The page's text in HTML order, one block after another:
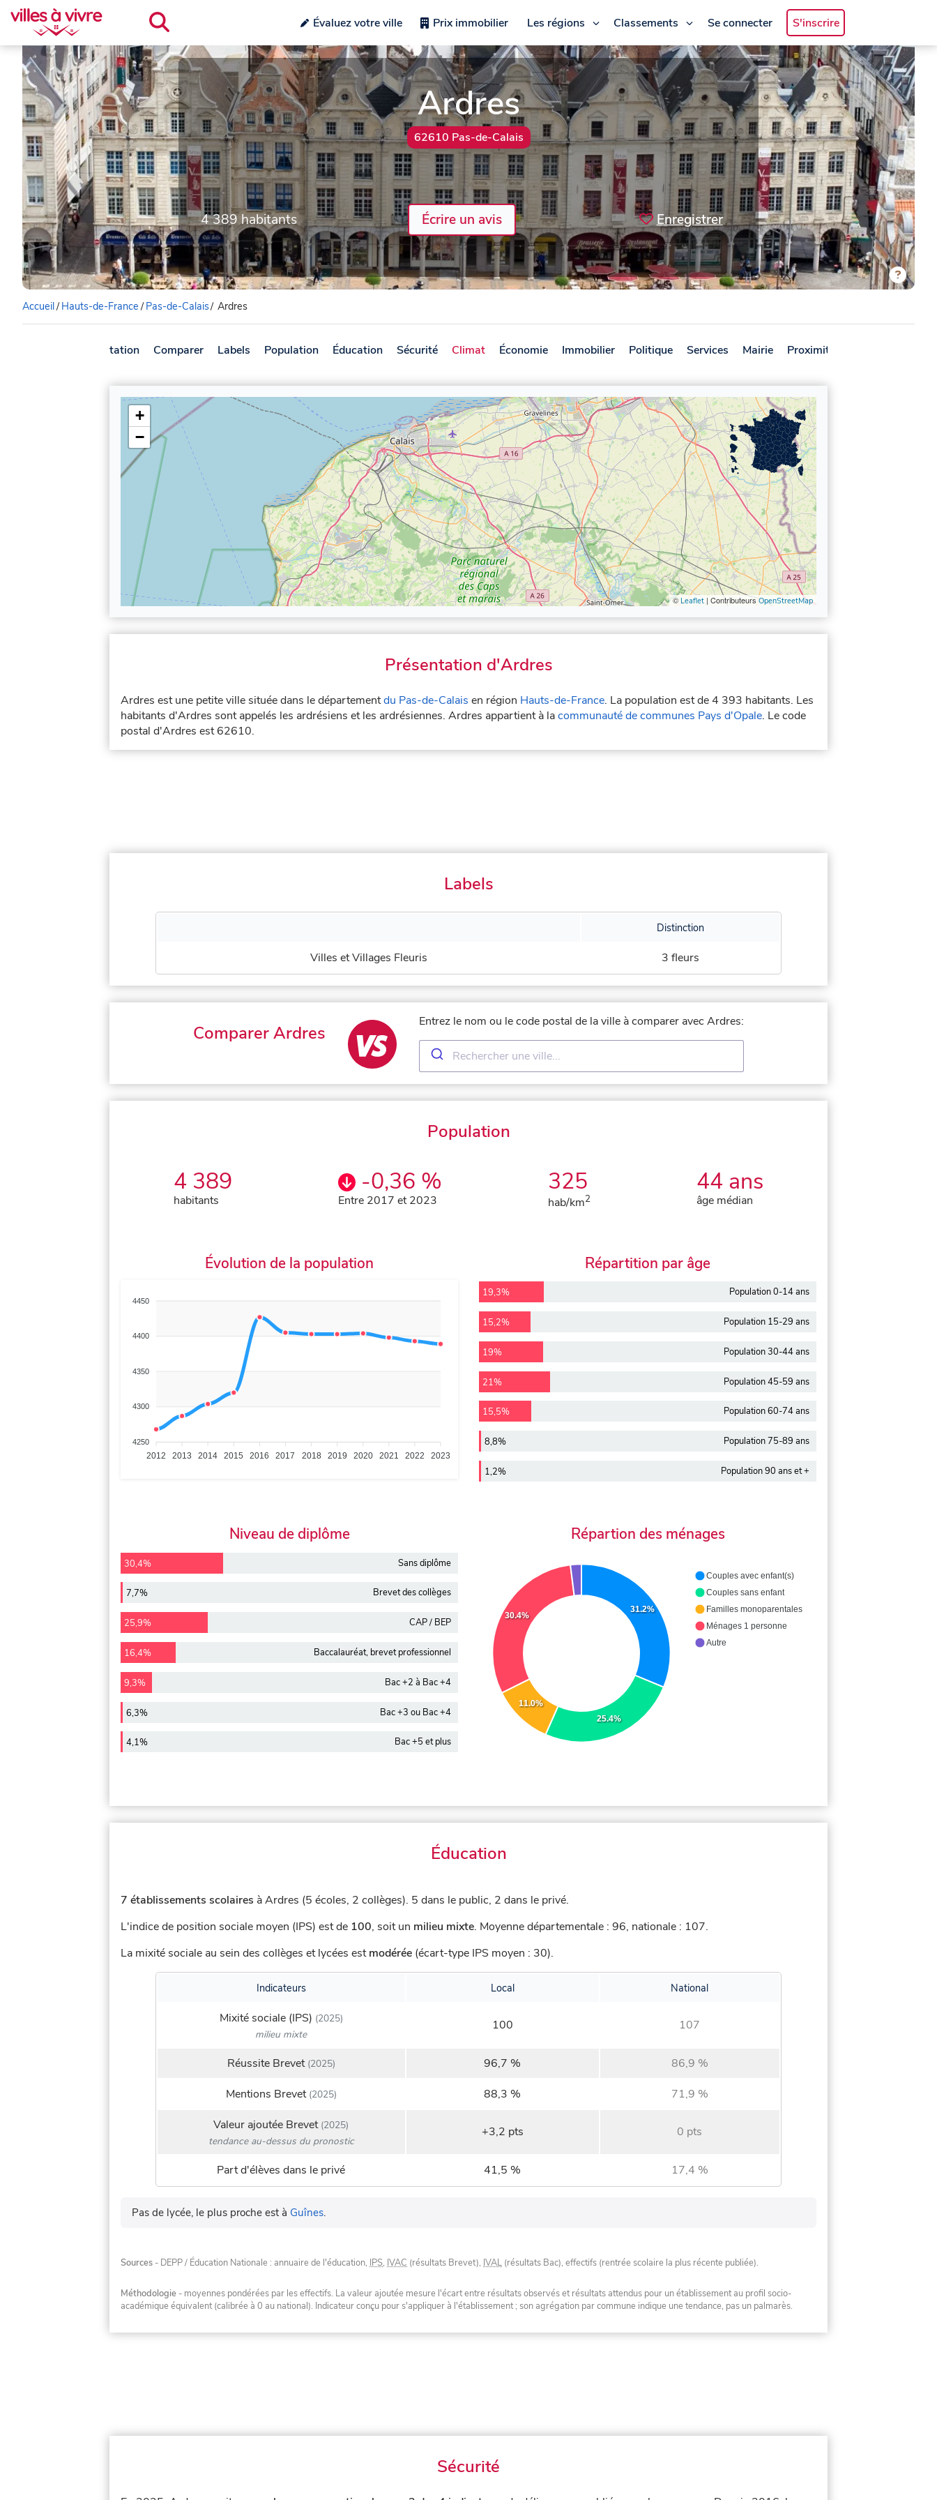
Évaluez votre ville Prix immobilier Les régions Classements Se connecter S'inscrire
Ardres
62610 Pas-de-Calais
4 389 habitants Écrire un avis Enregistrer
Accueil/ Hauts-de-France/ Pas-de-Calais/ Ardres
Présentation Comparer Labels Population Éducation Sécurité Climat Économie Immobilier Politique Services Mairie Proximité
+
−
© Leaflet | Contributeurs OpenStreetMap
Présentation d'Ardres
Ardres est une petite ville située dans le départementdu Pas-de-Calais en région Hauts-de-France. La population est de 4 393 habitants. Les
habitants d'Ardres sont appelés les ardrésiens et les ardrésiennes. Ardres appartient à lacommunauté de communes Pays d'Opale. Le code
postal d'Ardres est 62610.
Labels
Distinction
Villes et Villages Fleuris 3 fleurs
Comparer Ardres
Entrez le nom ou le code postal de la ville à comparer avec Ardres:
Population
4 389
habitants
-0,36 %
Entre 2017 et 2023
325
hab/km2
44 ans
âge médian
Évolution de la population
4450
4400
4350
4300
4250
2012 2013 2014 2015 2016 2017 2018 2019 2020 2021 2022 2023
Répartition par âge
19,3% Population 0-14 ans
15,2% Population 15-29 ans
19% Population 30-44 ans
21% Population 45-59 ans
15,5% Population 60-74 ans
8,8% Population 75-89 ans
1,2% Population 90 ans et +
Niveau de diplôme
30,4% Sans diplôme
7,7% Brevet des collèges
25,9% CAP / BEP
16,4% Baccalauréat, brevet professionnel
9,3% Bac +2 à Bac +4
6,3% Bac +3 ou Bac +4
4,1% Bac +5 et plus
Répartion des ménages
31.2%
25.4%
11.0%
30.4%
Couples avec enfant(s)
Couples sans enfant
Familles monoparentales
Ménages 1 personne
Autre
Éducation
7 établissements scolaires à Ardres (5 écoles, 2 collèges). 5 dans le public, 2 dans le privé.
L'indice de position sociale moyen (IPS) est de 100, soit un milieu mixte. Moyenne départementale : 96, nationale : 107.
La mixité sociale au sein des collèges et lycées estmodérée (écart-type IPS moyen : 30).
Indicateurs Local National
Mixité sociale (IPS) (2025)
milieu mixte
100 107
Réussite Brevet(2025) 96,7 %
86,9 %
Mentions Brevet(2025) 88,3 %
71,9 %
Valeur ajoutée Brevet(2025)
tendance au-dessus du pronostic
+3,2 pts 0 pts
Part d'élèves dans le privé 41,5 % 17,4 %
Pas de lycée, le plus proche est à Guînes.
Sources - DEPP / Éducation Nationale : annuaire de l'éducation, IPS, IVAC (résultats Brevet), IVAL (résultats Bac), effectifs (rentrée scolaire la plus récente publiée).
Méthodologie - moyennes pondérées par les effectifs. La valeur ajoutée mesure l'écart entre résultats observés et résultats attendus pour un établissement au profil socio-
académique équivalent (calibrée à 0 au national). Indicateur conçu pour s'appliquer à l'établissement ; son agrégation par commune indique une tendance, pas un palmarès.
Sécurité